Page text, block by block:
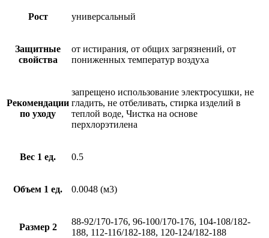
Рост универсальный
Защитные
свойства
от истирания, от общих загрязнений, от
пониженных температур воздуха
Рекомендации
по уходу
запрещено использование электросушки, не
гладить, не отбеливать, стирка изделий в
теплой воде, Чистка на основе
перхлорэтилена
Вес 1 ед. 0.5
Объем 1 ед. 0.0048 (м3)
Размер 2
88-92/170-176, 96-100/170-176, 104-108/182-
188, 112-116/182-188, 120-124/182-188